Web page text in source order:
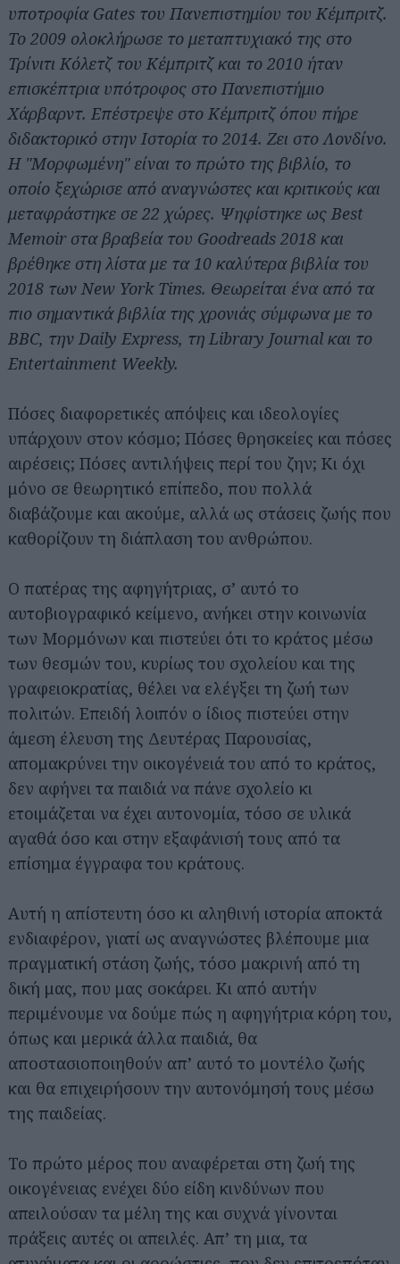
υποτροφία Gates του Πανεπιστημίου του Κέμπριτζ.
Το 2009 ολοκλήρωσε το μεταπτυχιακό της στο
Τρίνιτι Κόλετζ του Κέμπριτζ και το 2010 ήταν
επισκέπτρια υπότροφος στο Πανεπιστήμιο
Χάρβαρντ. Επέστρεψε στο Κέμπριτζ όπου πήρε
διδακτορικό στην Iστορία το 2014. Ζει στο Λονδίνο.
Η "Μορφωμένη" είναι το πρώτο της βιβλίο, το
οποίο ξεχώρισε από αναγνώστες και κριτικούς και
μεταφράστηκε σε 22 χώρες. Ψηφίστηκε ως Best
Memoir στα βραβεία του Goodreads 2018 και
βρέθηκε στη λίστα με τα 10 καλύτερα βιβλία του
2018 των New York Times. Θεωρείται ένα από τα
πιο σημαντικά βιβλία της χρονιάς σύμφωνα με το
BBC, την Daily Express, τη Library Journal και το
Entertainment Weekly.
Πόσες διαφορετικές απόψεις και ιδεολογίες
υπάρχουν στον κόσμο; Πόσες θρησκείες και πόσες
αιρέσεις; Πόσες αντιλήψεις περί του ζην; Κι όχι
μόνο σε θεωρητικό επίπεδο, που πολλά
διαβάζουμε και ακούμε, αλλά ως στάσεις ζωής που
καθορίζουν τη διάπλαση του ανθρώπου.
Ο πατέρας της αφηγήτριας, σ’ αυτό το
αυτοβιογραφικό κείμενο, ανήκει στην κοινωνία
των Μορμόνων και πιστεύει ότι το κράτος μέσω
των θεσμών του, κυρίως του σχολείου και της
γραφειοκρατίας, θέλει να ελέγξει τη ζωή των
πολιτών. Επειδή λοιπόν ο ίδιος πιστεύει στην
άμεση έλευση της Δευτέρας Παρουσίας,
απομακρύνει την οικογένειά του από το κράτος,
δεν αφήνει τα παιδιά να πάνε σχολείο κι
ετοιμάζεται να έχει αυτονομία, τόσο σε υλικά
αγαθά όσο και στην εξαφάνισή τους από τα
επίσημα έγγραφα του κράτους.
Αυτή η απίστευτη όσο κι αληθινή ιστορία αποκτά
ενδιαφέρον, γιατί ως αναγνώστες βλέπουμε μια
πραγματική στάση ζωής, τόσο μακρινή από τη
δική μας, που μας σοκάρει. Κι από αυτήν
περιμένουμε να δούμε πώς η αφηγήτρια κόρη του,
όπως και μερικά άλλα παιδιά, θα
αποστασιοποιηθούν απ’ αυτό το μοντέλο ζωής
και θα επιχειρήσουν την αυτονόμησή τους μέσω
της παιδείας.
Το πρώτο μέρος που αναφέρεται στη ζωή της
οικογένειας ενέχει δύο είδη κινδύνων που
απειλούσαν τα μέλη της και συχνά γίνονται
πράξεις αυτές οι απειλές. Απ’ τη μια, τα